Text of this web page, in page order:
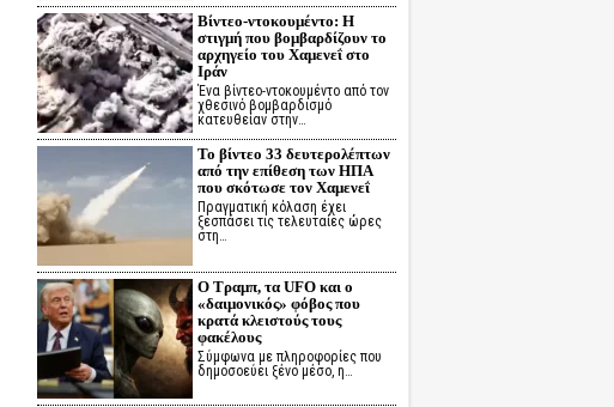
Βίντεο-ντοκουμέντο: Η
στιγμή που βομβαρδίζουν το
αρχηγείο του Χαμενεΐ στο
Ιράν
Ένα βίντεο-ντοκουμέντο από τον
χθεσινό βομβαρδισμό
κατευθείαν στην…
Το βίντεο 33 δευτερολέπτων
από την επίθεση των ΗΠΑ
που σκότωσε τον Χαμενεΐ
Πραγματική κόλαση έχει
ξεσπάσει τις τελευταίες ώρες
στη…
Ο Τραμπ, τα UFO και ο
«δαιμονικός» φόβος που
κρατά κλειστούς τους
φακέλους
Σύμφωνα με πληροφορίες που
δημοσοεύει ξένο μέσο, η…